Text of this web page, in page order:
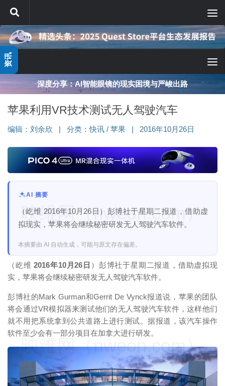
跳至内容
深度分享：AI智能眼镜的现实困境与严峻出路
苹果利用VR技术测试无人驾驶汽车
编辑： 刘余欣 分类：快讯 / 苹果 2016年10月26日
AI 摘要
（屹维 2016年10月26日）彭博社于星期二报道，借助虚
拟现实，苹果将会继续秘密研发无人驾驶汽车软件。
本摘要由 AI 自动生成，可能与原文存在偏差。
（屹维 2016年10月26日 ）彭博社于星期二报道，借助虚拟现
实，苹果将会继续秘密研发无人驾驶汽车软件。
彭博社的Mark Gurman和Gerrit De Vynck报道说，苹果的团队
将会通过VR模拟器来测试他们的无人驾驶汽车软件，这样他们
就不用把系统拿到公共道路上进行测试。据报道，该汽车操作
软件至少会有一部分项目在加拿大进行研发。
映维网（nweon.com）
映维网（nweon.com）
资讯